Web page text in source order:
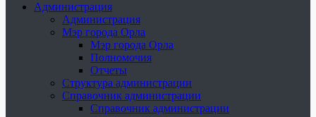
Администрация
Администрация
Мэр города Орла
Мэр города Орла
Полномочия
Отчеты
Структура администрации
Справочник администрации
Справочник администрации